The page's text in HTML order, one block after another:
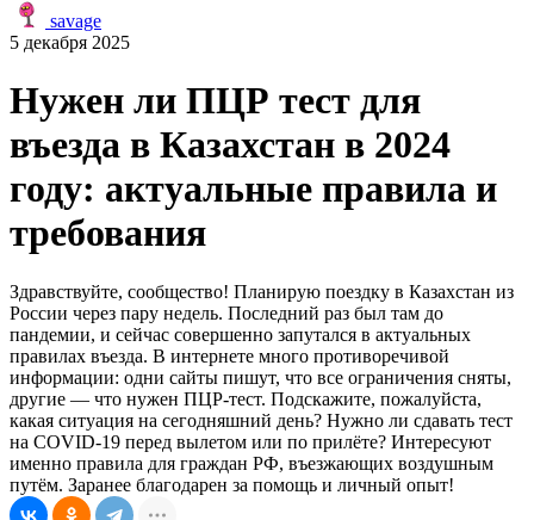
savage
5 декабря 2025
Нужен ли ПЦР тест для
въезда в Казахстан в 2024
году: актуальные правила и
требования
Здравствуйте, сообщество! Планирую поездку в Казахстан из
России через пару недель. Последний раз был там до
пандемии, и сейчас совершенно запутался в актуальных
правилах въезда. В интернете много противоречивой
информации: одни сайты пишут, что все ограничения сняты,
другие — что нужен ПЦР-тест. Подскажите, пожалуйста,
какая ситуация на сегодняшний день? Нужно ли сдавать тест
на COVID-19 перед вылетом или по прилёте? Интересуют
именно правила для граждан РФ, въезжающих воздушным
путём. Заранее благодарен за помощь и личный опыт!